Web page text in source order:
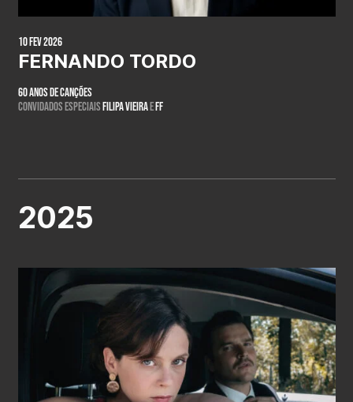
10 Fev 2026
FERNANDO TORDO
60 Anos de Canções
Convidados EspeciaisFilipa VieiraeFF
2025